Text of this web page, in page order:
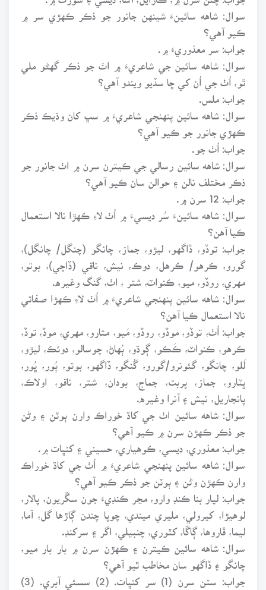
سوال: شاهه سائينءَ شينهن جانور جو ذڪر ڪهڙي سر ۾
ڪيو آهي؟
جواب: سر معذوريءَ ۾.
سوال: شاهه سائين جي شاعريءَ ۾ اٺ جو ذڪر گهڻو ملي
ٿو، اُٺ جي اُن کي ڇا سڏيو ويندو آهي؟
جواب: ملس.
سوال: شاهه سائين پنهنجي شاعريءَ ۾ سڀ کان وڌيڪ ذڪر
ڪهڙي جانور جو ڪيو آهي؟
جواب: اُٺ جو.
سوال: شاهه سائين رسالي جي ڪيترن سرن ۾ اٺ جانور جو
ذڪر مختلف نالن ۽ حوالن سان ڪيو آهي؟
جواب: 12 سرن ۾.
سوال: شاهه سائينءَ سُر ديسيءَ ۾ اُٺ لاءِ ڪهڙا نالا استعمال
ڪيا آهن؟
جواب: توڏو، ڏاگهو، ليڙو، جماز، چانگو (چنگل/ چانگل)،
گورو، ڪرهو/ ڪرهل، دوڪ، نيش، ناقي (ڏاچي)، بوتو،
مهري، روڏو، ميو، ڪنواٽ، شتر ، اٺ، گنگ وغيره.
سوال: شاهه سائين پنهنجي شاعريءَ ۾ اُٺ لاءِ ڪهڙا صفاتي
نالا استعمال ڪيا آهن؟
جواب: اُٺ، توڏو، موڏو، روڏو، مَيو، متارو، مهري، موڏ، توڏ،
ڪرهو، ڪنواٽ، ڪَڪو، ڳوڌو، ٻُهاڻ، چوسالو، دوئڪ، ليڙو،
لَلو، چانگو، گئونرو/گورو، گُنگو، ڏاگهو، بوتو، ٻُور، ڀُور،
ڀٽارو، جماز، پربت، جماج، بودان، شتر، ناقو، اولاڪ،
پانجاريل، نيش ۽ آنرا وغيره.
سوال: شاهه سائين اٺ جي کاڌ خوراڪ وارن ٻوٽن ۽ وڻن
جو ذڪر ڪهڙن سرن ۾ ڪيو آهي؟
جواب: معذوري، ديسي، ڪوهياري، حسيني ۽ کنڀات ۾.
سوال: شاهه سائين پنهنجي شاعريءَ ۾ اُٺ جي کاڌ خوراڪ
وارن ڪهڙن وڻن ۽ ٻوٽن جو ذڪر ڪيو آهي؟
جواب: ليار بنا ڪنڊ وارو، مڃر ڪنڊيءَ جون سڱريون، پالار،
لوهيڙا، کيرولي، مليري ميندي، چوپا چندن ڳاڙها گل، آما،
ليما، ڦاروها، ڳاڱا، کٿوري، چنبيلي، اگر ۽ سرکنڊ.
سوال: شاهه سائين ڪيترن ۽ ڪهڙن سرن ۾ بار بار ميو،
چانگو ۽ ڏاگهو سان مخاطب ٿيو آهي؟
جواب: ستن سرن (1) سر کنڀات. (2) سسئي آبري. (3)